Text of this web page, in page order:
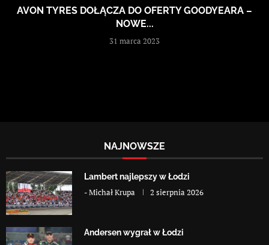
AVON TYRES DOŁĄCZA DO OFERTY GOODYEARA –
NOWE...
31 marca 2023
NAJNOWSZE
Lambert najlepszy w Łodzi
-Michał Krupa 2 sierpnia 2026
Andersen wygrał w Łodzi